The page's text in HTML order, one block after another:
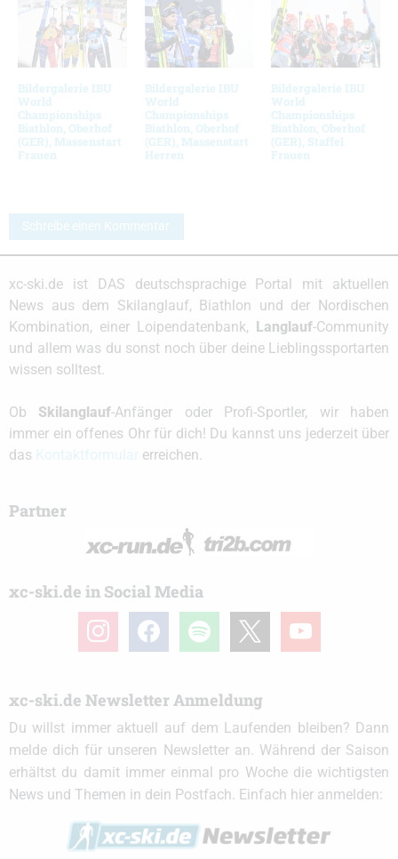
Bildergalerie IBU
World
Championships
Biathlon, Oberhof
(GER), Massenstart
Frauen
Bildergalerie IBU
World
Championships
Biathlon, Oberhof
(GER), Massenstart
Herren
Bildergalerie IBU
World
Championships
Biathlon, Oberhof
(GER), Staffel
Frauen
Schreibe einen Kommentar
xc-ski.de ist DAS deutschsprachige Portal mit aktuellen
News aus dem Skilanglauf, Biathlon und der Nordischen
Kombination, einer Loipendatenbank,
Langlauf-Community
und allem was du sonst noch über deine Lieblingssportarten
wissen solltest.
Ob Skilanglauf-Anfänger oder Profi-Sportler, wir haben
immer ein offenes Ohr für dich! Du kannst uns jederzeit über
das
erreichen.
Partner
xc-ski.de in Social Media
instagramfacebook spotify youtube
xc-ski.de Newsletter Anmeldung
Du willst immer aktuell auf dem Laufenden bleiben? Dann
melde dich für unseren Newsletter an. Während der Saison
erhältst du damit immer einmal pro Woche die wichtigsten
News und Themen in dein Postfach. Einfach hier anmelden: